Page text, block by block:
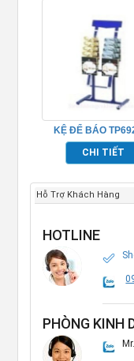
KỆ ĐỂ BÁO
CHI TIẾT
Hỗ Trợ Khách Hàng
HOTLINE
PHÒNG KINH